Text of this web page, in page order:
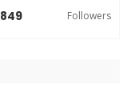
849 Followers